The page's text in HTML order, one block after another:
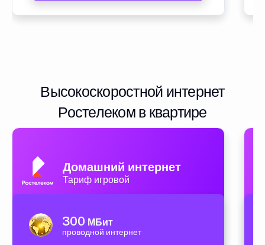
Высокоскоростной интернет
Ростелеком в квартире
Домашний интернет
Тариф игровой
300 МБит
проводной интернет